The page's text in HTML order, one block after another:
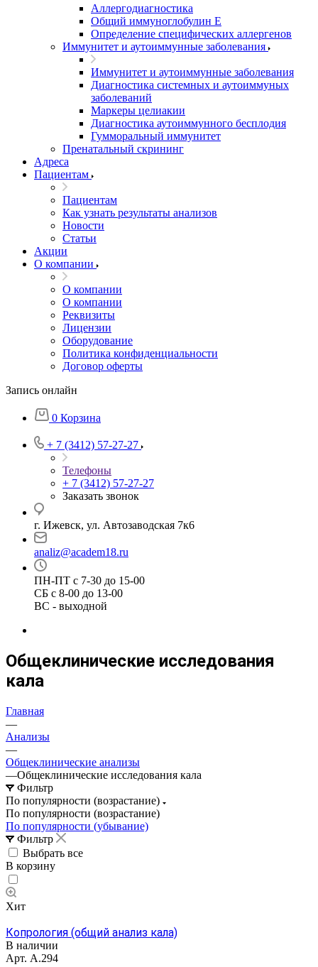
Аллергодиагностика
Общий иммуноглобулин Е
Определение специфических аллергенов
Иммунитет и аутоиммунные заболевания
Иммунитет и аутоиммунные заболевания
Диагностика системных и аутоиммуных
заболеваний
Маркеры целиакии
Диагностика аутоиммунного бесплодия
Гумморальный иммунитет
Пренатальный скрининг
Адреса
Пациентам
Пациентам
Как узнать результаты анализов
Новости
Статьи
Акции
О компании
О компании
О компании
Реквизиты
Лицензии
Оборудование
Политика конфиденциальности
Договор оферты
Запись онлайн
0 Корзина
+ 7 (3412) 57-27-27
Телефоны
+ 7 (3412) 57-27-27
Заказать звонок
г. Ижевск, ул. Автозаводская 7к6
analiz@academ18.ru
ПН-ПТ с 7-30 до 15-00
СБ с 8-00 до 13-00
ВС - выходной
Общеклинические исследования
кала
Главная
—
Анализы
—
Общеклинические анализы
—Общеклинические исследования кала
Фильтр
По популярности (возрастание)
По популярности (возрастание)
По популярности (убывание)
Фильтр
Выбрать все
В корзину
Хит
Копрология (общий анализ кала)
В наличии
Арт. А.294